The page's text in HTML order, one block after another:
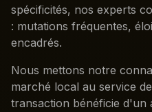
spécificités, nos experts
: mutations fréquentes,
encadrés.
Nous mettons notre
marché local au service
transaction bénéficie d'un